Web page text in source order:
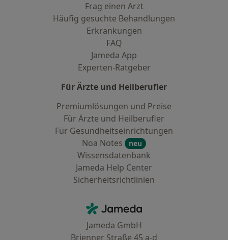
Frag einen Arzt
Häufig gesuchte Behandlungen
Erkrankungen
FAQ
Jameda App
Experten-Ratgeber
Für Ärzte und Heilberufler
Premiumlösungen und Preise
Für Ärzte und Heilberufler
Für Gesundheitseinrichtungen
Noa Notes
neu
Wissensdatenbank
Jameda Help Center
Sicherheitsrichtlinien
Jameda - Startseite
Jameda GmbH
Brienner Straße 45 a-d